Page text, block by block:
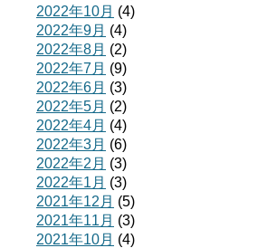
2022年10月 (4)
2022年9月 (4)
2022年8月 (2)
2022年7月 (9)
2022年6月 (3)
2022年5月 (2)
2022年4月 (4)
2022年3月 (6)
2022年2月 (3)
2022年1月 (3)
2021年12月 (5)
2021年11月 (3)
2021年10月 (4)